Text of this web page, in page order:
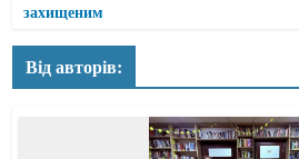
захищеним
Від авторів: